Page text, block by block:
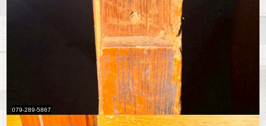
079-289-5867